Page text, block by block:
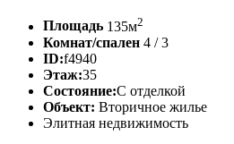
Площадь 135м2
Комнат/спален 4 / 3
ID:f4940
Этаж:35
Состояние:С отделкой
Объект: Вторичное жилье
Элитная недвижимость